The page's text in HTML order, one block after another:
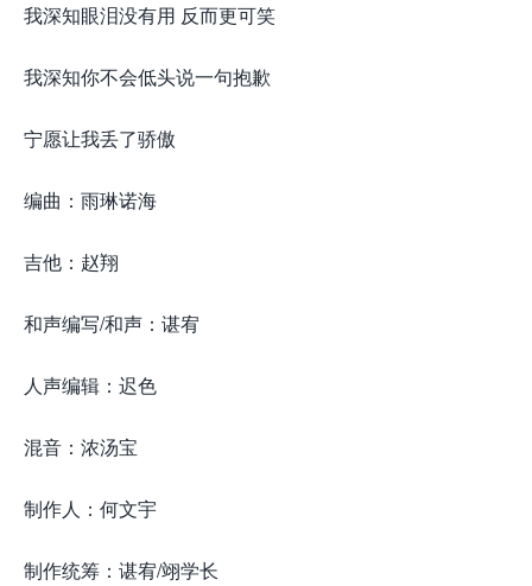
我深知眼泪没有用 反而更可笑
我深知你不会低头说一句抱歉
宁愿让我丢了骄傲
编曲：雨琳诺海
吉他：赵翔
和声编写/和声：谌宥
人声编辑：迟色
混音：浓汤宝
制作人：何文宇
制作统筹：谌宥/翊学长